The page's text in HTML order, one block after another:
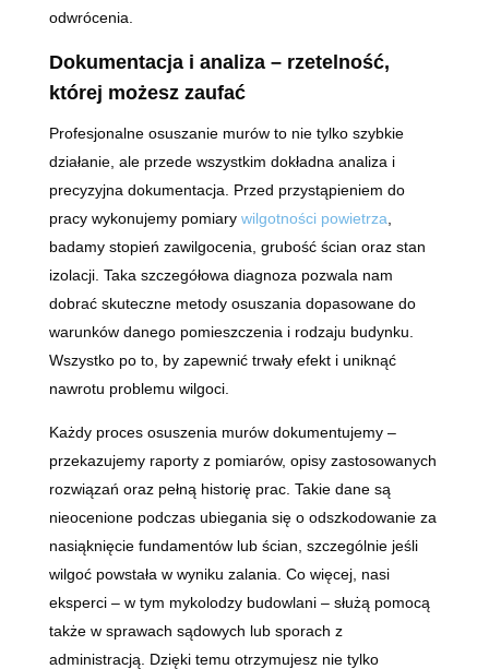
odwrócenia.
Dokumentacja i analiza – rzetelność,
której możesz zaufać
Profesjonalne osuszanie murów to nie tylko szybkie
działanie, ale przede wszystkim dokładna analiza i
precyzyjna dokumentacja. Przed przystąpieniem do
pracy wykonujemy pomiary wilgotności powietrza
badamy stopień zawilgocenia, grubość ścian oraz stan
izolacji. Taka szczegółowa diagnoza pozwala nam
dobrać skuteczne metody osuszania dopasowane do
warunków danego pomieszczenia i rodzaju budynku.
Wszystko po to, by zapewnić trwały efekt i uniknąć
nawrotu problemu wilgoci.
Każdy proces osuszenia murów dokumentujemy –
przekazujemy raporty z pomiarów, opisy zastosowanych
rozwiązań oraz pełną historię prac. Takie dane są
nieocenione podczas ubiegania się o odszkodowanie za
nasiąknięcie fundamentów lub ścian, szczególnie jeśli
wilgoć powstała w wyniku zalania. Co więcej, nasi
eksperci – w tym mykolodzy budowlani – służą pomocą
także w sprawach sądowych lub sporach z
administracją. Dzięki temu otrzymujesz nie tylko